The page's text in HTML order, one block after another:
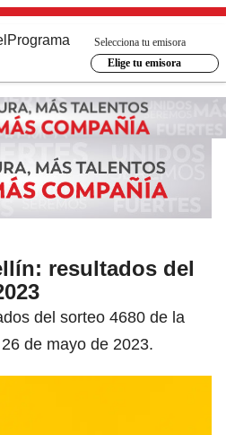
Programa
Selecciona tu emisora
Elige tu emisora
resultados del
del sorteo 4680 de la
de mayo de 2023.